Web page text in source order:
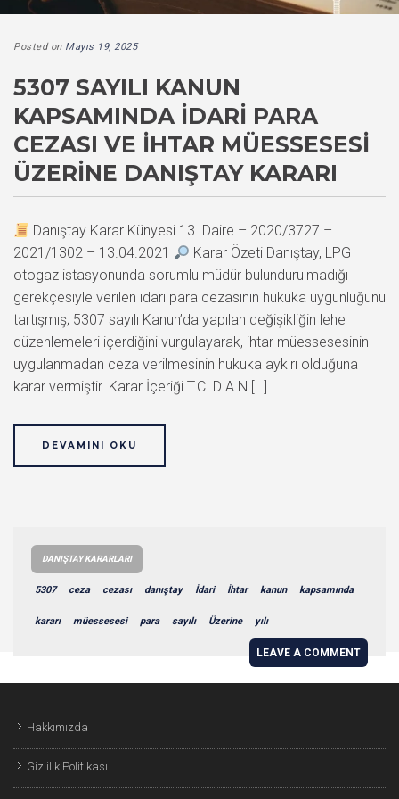
Posted on Mayıs 19, 2025
5307 SAYILI KANUN
KAPSAMINDA İDARI PARA
CEZASI VE İHTAR MÜESSESESI
ÜZERINE DANIŞTAY KARARI
Danıştay Karar Künyesi 13. Daire – 2020/3727 –
2021/1302 – 13.04.2021
Karar Özeti Danıştay, LPG
otogaz istasyonunda sorumlu müdür bulundurulmadığı
gerekçesiyle verilen idari para cezasının hukuka uygunluğunu
tartışmış; 5307 sayılı Kanun’da yapılan değişikliğin lehe
düzenlemeleri içerdiğini vurgulayarak, ihtar müessesesinin
uygulanmadan ceza verilmesinin hukuka aykırı olduğuna
karar vermiştir. Karar İçeriği T.C. D A N […]
DEVAMINI OKU
DANIŞTAY KARARLARI
5307 ceza cezası danıştay İdari İhtar kanun kapsamında
kararı müessesesi para sayılı Üzerine yılı
LEAVE A COMMENT
Hakkımızda
Gizlilik Politikası